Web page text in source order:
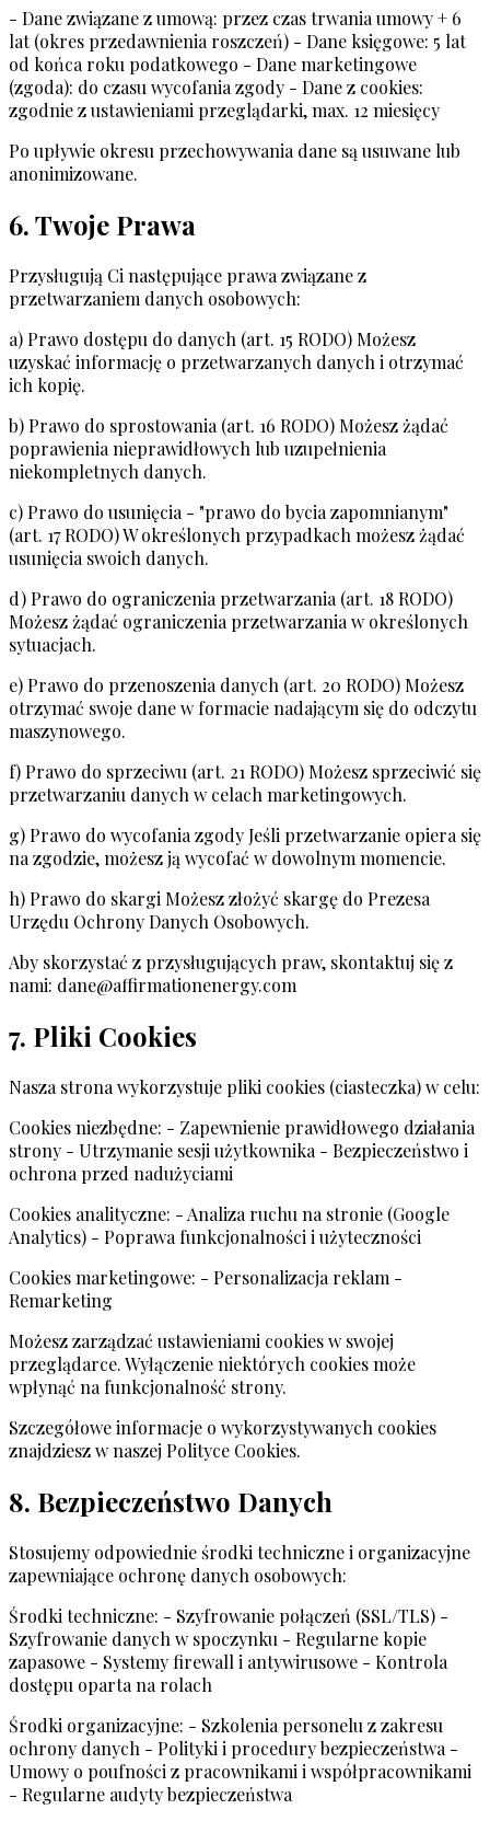
- Dane związane z umową: przez czas trwania umowy + 6
lat (okres przedawnienia roszczeń) - Dane księgowe: 5 lat
od końca roku podatkowego - Dane marketingowe
(zgoda): do czasu wycofania zgody - Dane z cookies:
zgodnie z ustawieniami przeglądarki, max. 12 miesięcy
Po upływie okresu przechowywania dane są usuwane lub
anonimizowane.
6. Twoje Prawa
Przysługują Ci następujące prawa związane z
przetwarzaniem danych osobowych:
a) Prawo dostępu do danych (art. 15 RODO) Możesz
uzyskać informację o przetwarzanych danych i otrzymać
ich kopię.
b) Prawo do sprostowania (art. 16 RODO) Możesz żądać
poprawienia nieprawidłowych lub uzupełnienia
niekompletnych danych.
c) Prawo do usunięcia - "prawo do bycia zapomnianym"
(art. 17 RODO) W określonych przypadkach możesz żądać
usunięcia swoich danych.
d) Prawo do ograniczenia przetwarzania (art. 18 RODO)
Możesz żądać ograniczenia przetwarzania w określonych
sytuacjach.
e) Prawo do przenoszenia danych (art. 20 RODO) Możesz
otrzymać swoje dane w formacie nadającym się do odczytu
maszynowego.
f) Prawo do sprzeciwu (art. 21 RODO) Możesz sprzeciwić się
przetwarzaniu danych w celach marketingowych.
g) Prawo do wycofania zgody Jeśli przetwarzanie opiera się
na zgodzie, możesz ją wycofać w dowolnym momencie.
h) Prawo do skargi Możesz złożyć skargę do Prezesa
Urzędu Ochrony Danych Osobowych.
Aby skorzystać z przysługujących praw, skontaktuj się z
nami: dane@affirmationenergy.com
7. Pliki Cookies
Nasza strona wykorzystuje pliki cookies (ciasteczka) w celu:
Cookies niezbędne: - Zapewnienie prawidłowego działania
strony - Utrzymanie sesji użytkownika - Bezpieczeństwo i
ochrona przed nadużyciami
Cookies analityczne: - Analiza ruchu na stronie (Google
Analytics) - Poprawa funkcjonalności i użyteczności
Cookies marketingowe: - Personalizacja reklam -
Remarketing
Możesz zarządzać ustawieniami cookies w swojej
przeglądarce. Wyłączenie niektórych cookies może
wpłynąć na funkcjonalność strony.
Szczegółowe informacje o wykorzystywanych cookies
znajdziesz w naszej Polityce Cookies.
8. Bezpieczeństwo Danych
Stosujemy odpowiednie środki techniczne i organizacyjne
zapewniające ochronę danych osobowych:
Środki techniczne: - Szyfrowanie połączeń (SSL/TLS) -
Szyfrowanie danych w spoczynku - Regularne kopie
zapasowe - Systemy firewall i antywirusowe - Kontrola
dostępu oparta na rolach
Środki organizacyjne: - Szkolenia personelu z zakresu
ochrony danych - Polityki i procedury bezpieczeństwa -
Umowy o poufności z pracownikami i współpracownikami
- Regularne audyty bezpieczeństwa